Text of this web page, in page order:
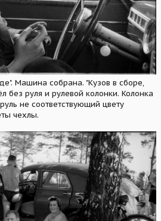
Машина собрана. "Кузов в сборе,
руля и рулевой колонки. Колонка
не соответствующий цвету
чехлы.